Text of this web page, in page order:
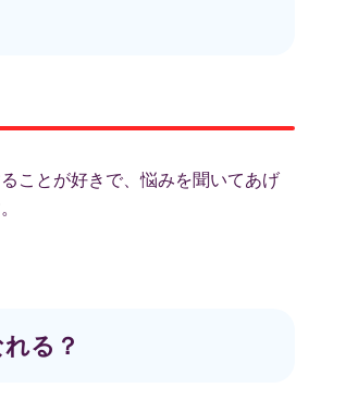
ことが好きで、悩みを聞いてあげ
る？